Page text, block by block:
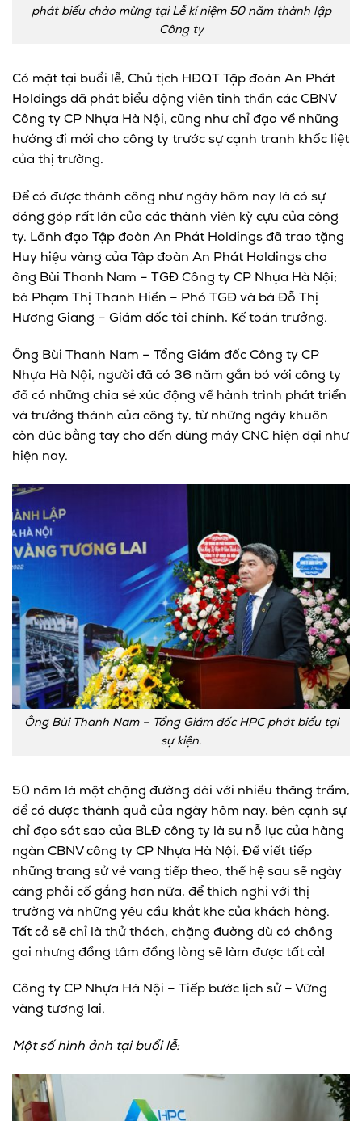
phát biểu chào mừng tại Lễ kỉ niệm 50 năm thành lập
Công ty
Có mặt tại buổi lễ, Chủ tịch HĐQT Tập đoàn An Phát
Holdings đã phát biểu động viên tinh thần các CBNV
Công ty CP Nhựa Hà Nội, cũng như chỉ đạo về những
hướng đi mới cho công ty trước sự cạnh tranh khốc liệt
của thị trường.
Để có được thành công như ngày hôm nay là có sự
đóng góp rất lớn của các thành viên kỳ cựu của công
ty. Lãnh đạo Tập đoàn An Phát Holdings đã trao tặng
Huy hiệu vàng của Tập đoàn An Phát Holdings cho
ông Bùi Thanh Nam – TGĐ Công ty CP Nhựa Hà Nội;
bà Phạm Thị Thanh Hiền – Phó TGĐ và bà Đỗ Thị
Hương Giang – Giám đốc tài chính, Kế toán trưởng.
Ông Bùi Thanh Nam – Tổng Giám đốc Công ty CP
Nhựa Hà Nội, người đã có 36 năm gắn bó với công ty
đã có những chia sẻ xúc động về hành trình phát triển
và trưởng thành của công ty, từ những ngày khuôn
còn đúc bằng tay cho đến dùng máy CNC hiện đại như
hiện nay.
Ông Bùi Thanh Nam – Tổng Giám đốc HPC phát biểu tại
sự kiện.
50 năm là một chặng đường dài với nhiều thăng trầm,
để có được thành quả của ngày hôm nay, bên cạnh sự
chỉ đạo sát sao của BLĐ công ty là sự nỗ lực của hàng
ngàn CBNV công ty CP Nhựa Hà Nội. Để viết tiếp
những trang sử vẻ vang tiếp theo, thế hệ sau sẽ ngày
càng phải cố gắng hơn nữa, để thích nghi với thị
trường và những yêu cầu khắt khe của khách hàng.
Tất cả sẽ chỉ là thử thách, chặng đường dù có chông
gai nhưng đồng tâm đồng lòng sẽ làm được tất cả!
Công ty CP Nhựa Hà Nội – Tiếp bước lịch sử – Vững
vàng tương lai.
Một số hình ảnh tại buổi lễ: